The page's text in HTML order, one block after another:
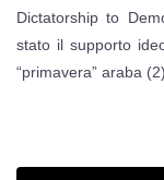
Dictatorship to
stato il supporto
“primavera” araba (2).